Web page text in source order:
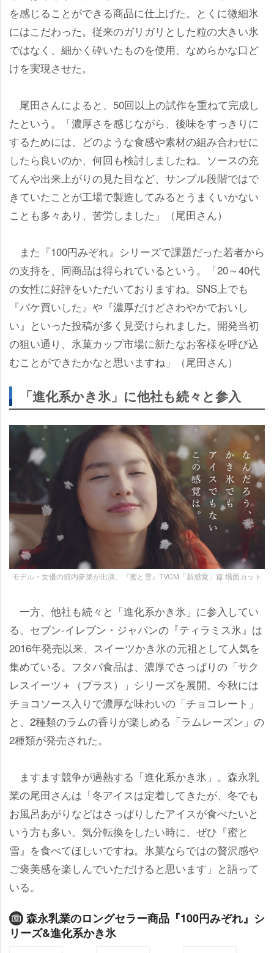
を感じることができる商品に仕上げた。とくに微細氷
にはこだわった。従来のガリガリとした粒の大きい氷
ではなく、細かく砕いたものを使用、なめらかな口ど
けを実現させた。
尾田さんによると、50回以上の試作を重ねて完成し
たという。「濃厚さを感じながら、後味をすっきりに
するためには、どのような食感や素材の組み合わせに
したら良いのか、何回も検討しましたね。ソースの充
てんや出来上がりの見た目など、サンプル段階ではで
きていたことが工場で製造してみるとうまくいかない
ことも多々あり、苦労しました」（尾田さん）
また『100円みぞれ』シリーズで課題だった若者から
の支持を、同商品は得られているという。「20～40代
の女性に好評をいただいておりますね。SNS上でも
『パケ買いした』や『濃厚だけどさわやかでおいし
い』といった投稿が多く見受けられました。開発当初
の狙い通り、氷菓カップ市場に新たなお客様を呼び込
むことができたかなと思いますね」（尾田さん）
「進化系かき氷」に他社も続々と参入
モデル・女優の箭内夢菜が出演、『蜜と雪』TVCM「新感覚」篇 場面カット
一方、他社も続々と「進化系かき氷」に参入してい
る。セブン-イレブン・ジャパンの『ティラミス氷』は
2016年発売以来、スイーツかき氷の元祖として人気を
集めている。フタバ食品は、濃厚でさっぱりの「サク
レスイーツ＋（プラス）」シリーズを展開。今秋には
チョコソース入りで濃厚な味わいの「チョコレート」
と、2種類のラムの香りが楽しめる「ラムレーズン」の
2種類が発売された。
ますます競争が過熱する「進化系かき氷」。森永乳
業の尾田さんは「冬アイスは定着してきたが、冬でも
お風呂あがりなどはさっぱりしたアイスが食べたいと
いう方も多い。気分転換をしたい時に、ぜひ『蜜と
雪』を食べてほしいですね。氷菓ならではの贅沢感
ご褒美感を楽しんでいただけると思います」と語って
いる。
森永乳業のロングセラー商品『100円みぞれ』シ
リーズ&進化系かき氷